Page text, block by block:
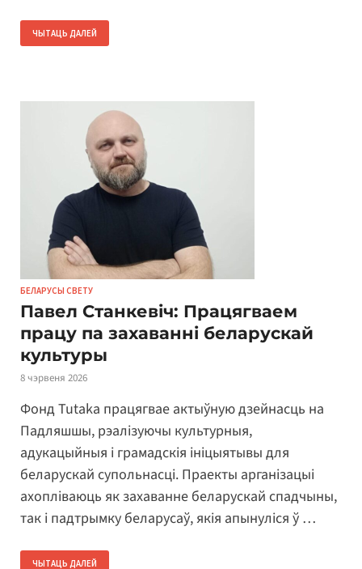
ЧЫТАЦЬ ДАЛЕЙ
БЕЛАРУСЫ СВЕТУ
Павел Станкевіч: Працягваем
працу па захаванні беларускай
культуры
8 чэрвеня 2026
Фонд Tutaka працягвае актыўную дзейнасць на
Падляшшы, рэалізуючы культурныя,
адукацыйныя і грамадскія ініцыятывы для
беларускай супольнасці. Праекты арганізацыі
ахопліваюць як захаванне беларускай спадчыны,
так і падтрымку беларусаў, якія апынуліся ў …
ЧЫТАЦЬ ДАЛЕЙ